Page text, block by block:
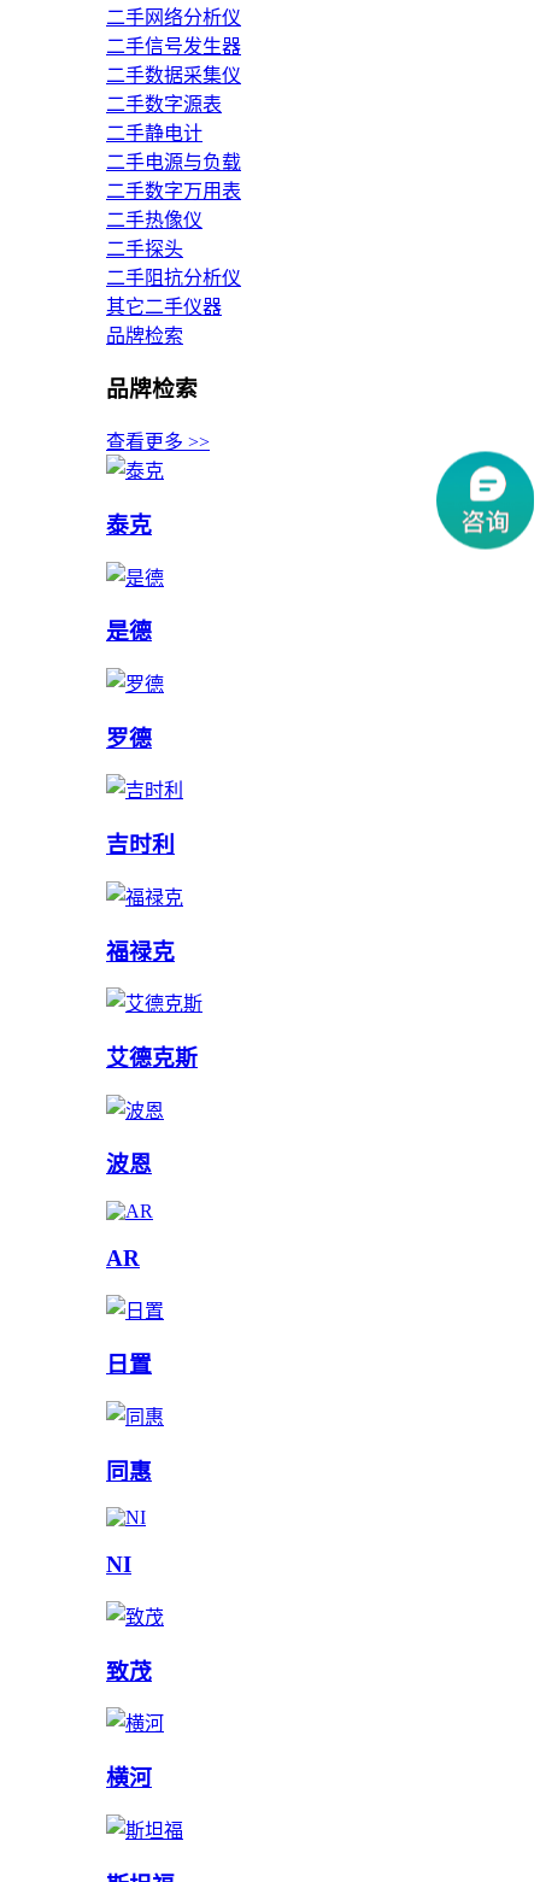
二手网络分析仪
二手信号发生器
二手数据采集仪
二手数字源表
二手静电计
二手电源与负载
二手数字万用表
二手热像仪
二手探头
二手阻抗分析仪
其它二手仪器
品牌检索
品牌检索
查看更多 >>
泰克
是德
罗德
吉时利
福禄克
艾德克斯
波恩
AR
日置
同惠
NI
致茂
横河